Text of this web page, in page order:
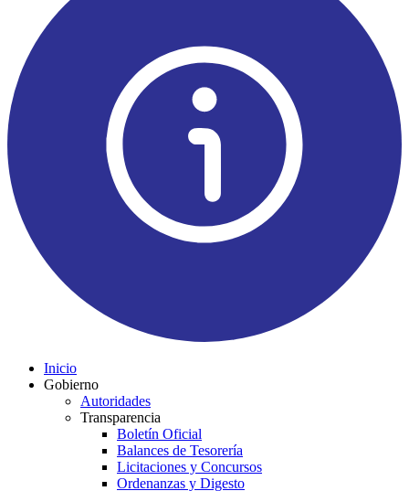
Inicio
Gobierno
Autoridades
Transparencia
Boletín Oficial
Balances de Tesorería
Licitaciones y Concursos
Ordenanzas y Digesto